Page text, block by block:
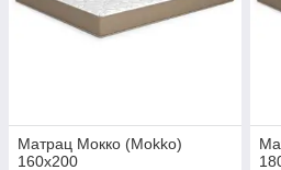
Матрац Мокко (Mokko)
160х200